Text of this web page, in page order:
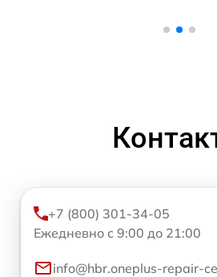
+7 (800) 301-34-05
Ежедневно с 9:00 до 21:00
info@hbr.oneplus-repair-